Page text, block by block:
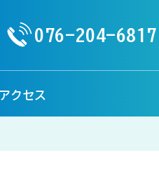
076-204-6817
アクセス